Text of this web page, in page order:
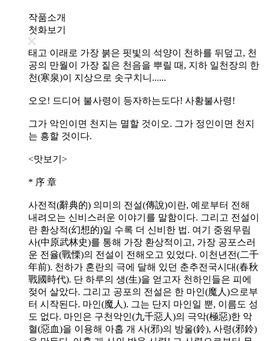
작품소개
첫화보기
태고 이래로 가장 붉은 핏빛의 석양이 천하를 뒤덮고, 천
공의 만월이 가장 짙은 천음을 뿌릴 때, 지하 일천장의 한
천(寒泉)이 지상으로 솟구치니......
오오! 드디어 불사령이 등자하는도다! 사황불사령!
그가 악인이면 천지는 멸할 것이오. 그가 정인이면 천지
는 흥할 것이다.
<맛보기>
* 序 章
사전적(辭典的) 의미의 전설(傳說)이란, 예로부터 전해
내려오는 신비스러운 이야기를 말함이다. 그리고 전설이
란 환상적(幻想的)일 수록 더 신비한 법. 여기 중원무림
사(中原武林史)를 통해 가장 환상적이고, 가장 공포스러
운 전율(戰慄)의 전설이 전해오고 있었다. 이천년전(二千
年前). 천하가 혼란의 극에 달해 있던 춘추전국시대(春秋
戰國時代). 단 하루의 생(生)을 얻고자 천하인들은 피에
젖어 살았다. 그리고 공포의 전설은 한 마인(魔人)으로부
터 시작된다. 마인(魔人). 그는 단지 마인일 뿐, 이름도 성
도 없다. 마인은 구천악인(九千惡人)의 극악(極惡)한 악
혈(惡血)을 이용해 아홉 개 사(邪)의 방울(鈴), 사령(邪鈴)